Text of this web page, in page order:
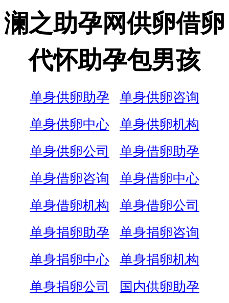
澜之助孕网供卵借卵
代怀助孕包男孩
单身供卵助孕
单身供卵咨询
单身供卵中心
单身供卵机构
单身供卵公司
单身借卵助孕
单身借卵咨询
单身借卵中心
单身借卵机构
单身借卵公司
单身捐卵助孕
单身捐卵咨询
单身捐卵中心
单身捐卵机构
单身捐卵公司
国内供卵助孕